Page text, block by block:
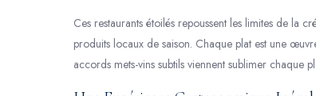
Ces restaurants étoilés repoussent les limites de la
produits locaux de saison. Chaque plat est une
accords mets-vins subtils viennent sublimer chaque